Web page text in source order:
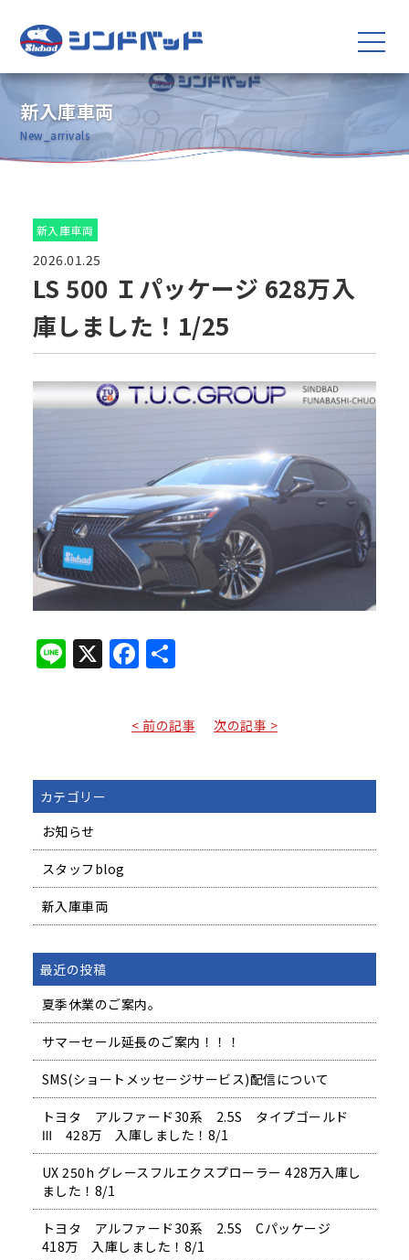
新入庫車両
New_arrivals
新入庫車両
2026.01.25
LS 500 Ｉパッケージ 628万入
庫しました！1/25
Line
X Facebook
共
< 前の記事 次の記事 >
カテゴリー
お知らせ
スタッフblog
新入庫車両
最近の投稿
夏季休業のご案内。
サマーセール延長のご案内！！！
SMS(ショートメッセージサービス)配信について
トヨタ アルファード30系 2.5S タイプゴールド
Ⅲ 428万 入庫しました！8/1
UX 250h グレースフルエクスプローラー 428万入庫し
ました！8/1
トヨタ アルファード30系 2.5S Cパッケージ
418万 入庫しました！8/1